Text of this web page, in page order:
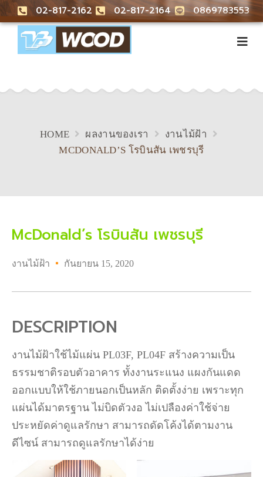
02-817-2162 02-817-2164 0869783553
HOME ผลงานของเรา
งานไม้ฝ้า
MCDONALD’S โรบินสัน เพชรบุรี
McDonald’s โรบินสัน เพชรบุรี
งานไม้ฝ้า กันยายน 15, 2020
DESCRIPTION
งานไม้ฝ้าใช้ไม้แผ่น PL03F, PL04F สร้างความเป็น
ธรรมชาติรอบตัวอาคาร ทั้งงานระแนง แผงกันแดด
ออกแบบให้ใช้ภายนอกเป็นหลัก ติดตั้งง่าย เพราะทุก
แผ่นได้มาตรฐาน ไม่บิดตัวงอ ไม่เปลืองค่าใช้จ่าย
ประหยัดค่าดูแลรักษา สามารถดัดโค้งได้ตามงาน
ดีไซน์ สามารถดูแลรักษาได้ง่าย